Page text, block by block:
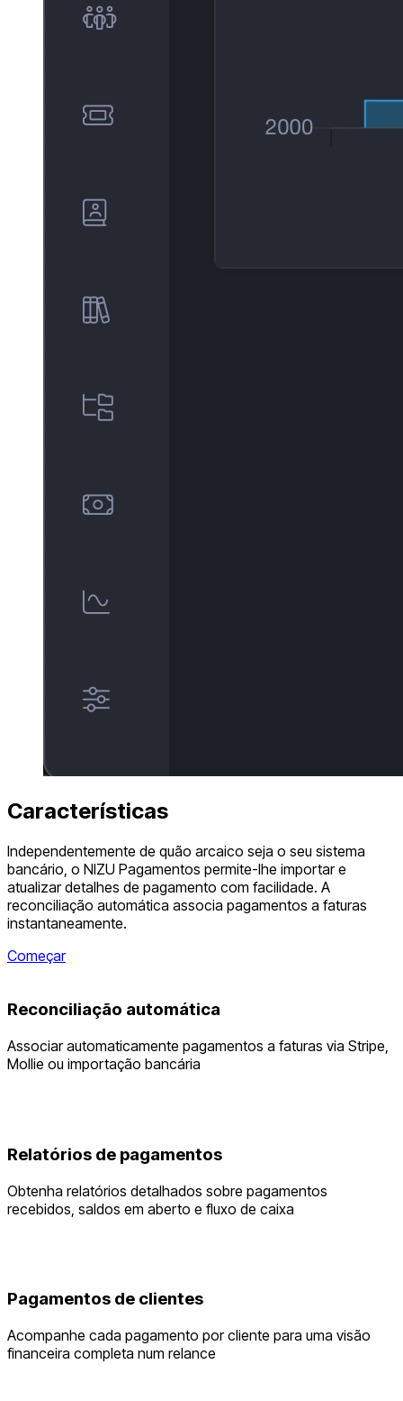
Características
Independentemente de quão arcaico seja o seu sistema
bancário, o NIZU Pagamentos permite-lhe importar e
atualizar detalhes de pagamento com facilidade. A
reconciliação automática associa pagamentos a faturas
instantaneamente.
Começar
Reconciliação automática
Associar automaticamente pagamentos a faturas via Stripe,
Mollie ou importação bancária
Relatórios de pagamentos
Obtenha relatórios detalhados sobre pagamentos
recebidos, saldos em aberto e fluxo de caixa
Pagamentos de clientes
Acompanhe cada pagamento por cliente para uma visão
financeira completa num relance